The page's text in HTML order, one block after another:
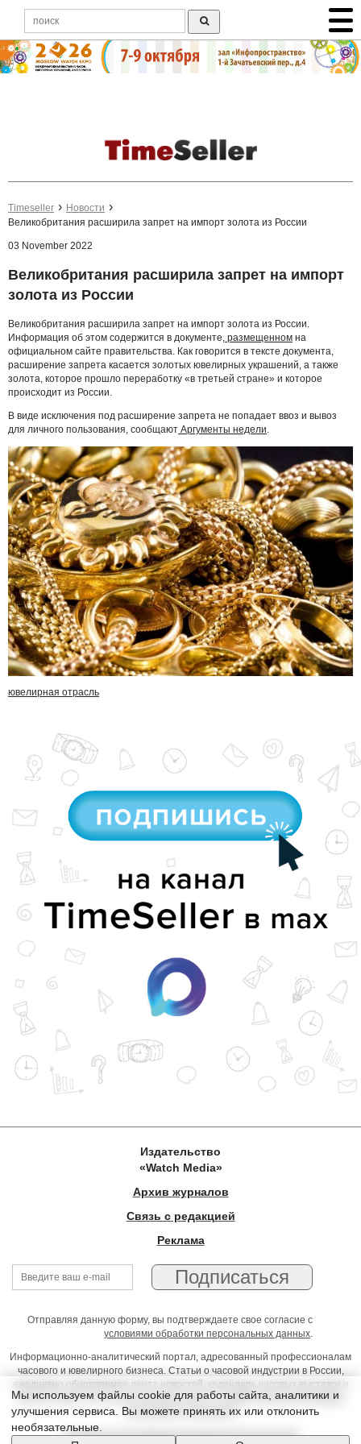
Timeseller
Новости
Великобритания расширила запрет на импорт золота из России
03 November 2022
Великобритания расширила запрет на импорт
золота из России
Великобритания расширила запрет на импорт золота из России.
Информация об этом содержится в документе, размещенном на
официальном сайте правительства. Как говорится в тексте документа,
расширение запрета касается золотых ювелирных украшений, а также
золота, которое прошло переработку «в третьей стране» и которое
происходит из России.
В виде исключения под расширение запрета не попадает ввоз и вывоз
для личного пользования, сообщают Аргументы недели.
ювелирная отрасль
Издательство
«Watch Media»
Архив журналов
Связь с редакцией
Реклама
Отправляя данную форму, вы подтверждаете свое согласие с
условиями обработки персональных данных.
Информационно-аналитический портал, адресованный профессионалам
часового и ювелирного бизнеса. Статьи о часовой индустрии в России,
ежедневно обновляемая лента новостей, календарь часовых выставок и
презентаций, on-line консультации юриста, профессиональный форум
часовщиков и ювелиров
Условия использования материалов Издательства
Мы используем файлы cookie для работы сайта, аналитики и
улучшения сервиса. Вы можете принять их или отклонить
необязательные.